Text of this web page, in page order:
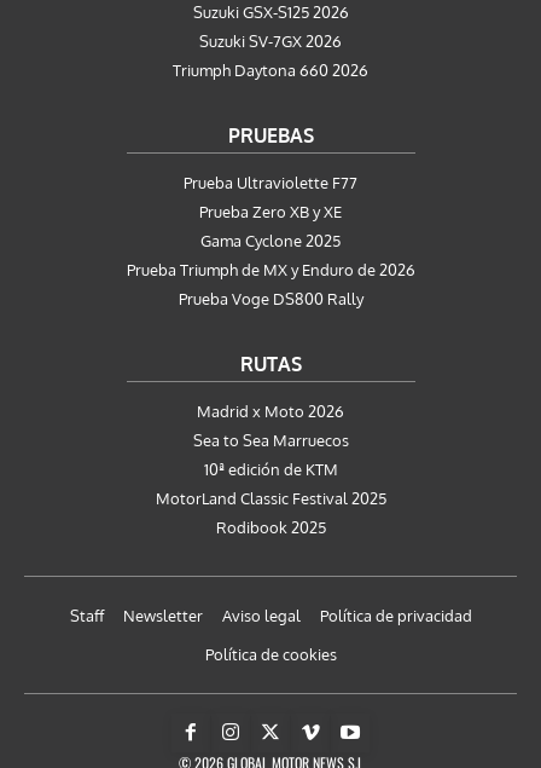
Suzuki GSX-S125 2026
Suzuki SV-7GX 2026
Triumph Daytona 660 2026
PRUEBAS
Prueba Ultraviolette F77
Prueba Zero XB y XE
Gama Cyclone 2025
Prueba Triumph de MX y Enduro de 2026
Prueba Voge DS800 Rally
RUTAS
Madrid x Moto 2026
Sea to Sea Marruecos
10ª edición de KTM
MotorLand Classic Festival 2025
Rodibook 2025
Staff Newsletter Aviso legal
Política de privacidad
Política de cookies
© 2026 GLOBAL MOTOR NEWS S.L